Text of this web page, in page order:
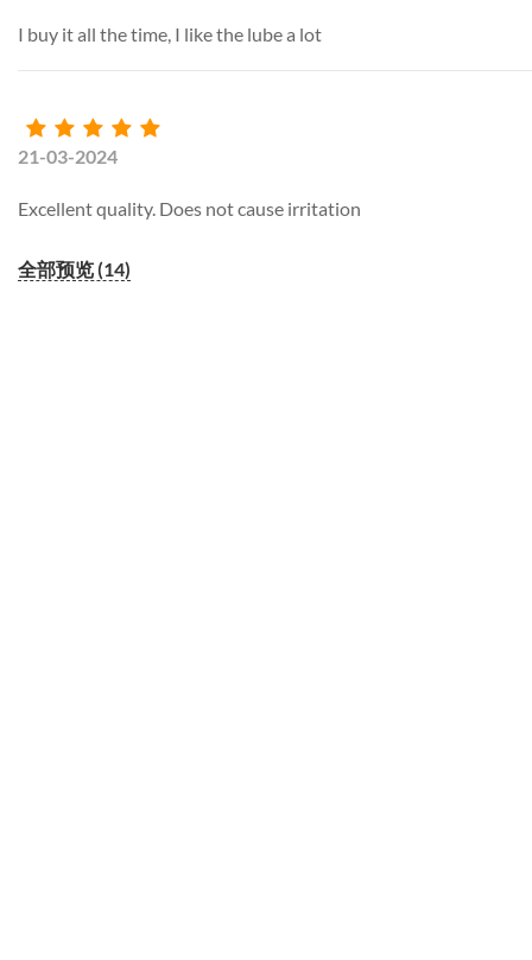
I buy it all the time, I like the lube a lot
21-03-2024
Excellent quality. Does not cause irritation
全部预览 (14)